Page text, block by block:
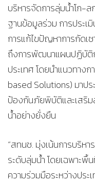
บริหารจัดการลุ่มน้ำโก-
ฐานข้อมูลร่วม การประ
การแก้ไขปัญหาการกัดเ
ถึงการพัฒนาแผนปฏิบัติ
ประเทศ โดยนำแนวทาง
based Solutions) มาป
ป้องกันภัยพิบัติและเสริม
น้ำอย่างยั่งยืน
“สทนช. มุ่งเน้นการบริห
ระดับลุ่มน้ำ โดยเฉพาะ
ความร่วมมือระหว่างปร